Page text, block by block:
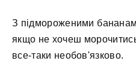
З підмороженими
якщо не хочеш
все-таки необов'язково.